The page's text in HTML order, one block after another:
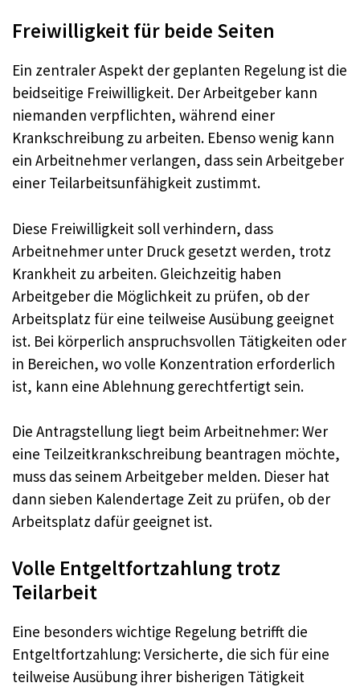
Freiwilligkeit für beide Seiten
Ein zentraler Aspekt der geplanten Regelung ist die
beidseitige Freiwilligkeit. Der Arbeitgeber kann
niemanden verpflichten, während einer
Krankschreibung zu arbeiten. Ebenso wenig kann
ein Arbeitnehmer verlangen, dass sein Arbeitgeber
einer Teilarbeitsunfähigkeit zustimmt.
Diese Freiwilligkeit soll verhindern, dass
Arbeitnehmer unter Druck gesetzt werden, trotz
Krankheit zu arbeiten. Gleichzeitig haben
Arbeitgeber die Möglichkeit zu prüfen, ob der
Arbeitsplatz für eine teilweise Ausübung geeignet
ist. Bei körperlich anspruchsvollen Tätigkeiten oder
in Bereichen, wo volle Konzentration erforderlich
ist, kann eine Ablehnung gerechtfertigt sein.
Die Antragstellung liegt beim Arbeitnehmer: Wer
eine Teilzeitkrankschreibung beantragen möchte,
muss das seinem Arbeitgeber melden. Dieser hat
dann sieben Kalendertage Zeit zu prüfen, ob der
Arbeitsplatz dafür geeignet ist.
Volle Entgeltfortzahlung trotz
Teilarbeit
Eine besonders wichtige Regelung betrifft die
Entgeltfortzahlung: Versicherte, die sich für eine
teilweise Ausübung ihrer bisherigen Tätigkeit